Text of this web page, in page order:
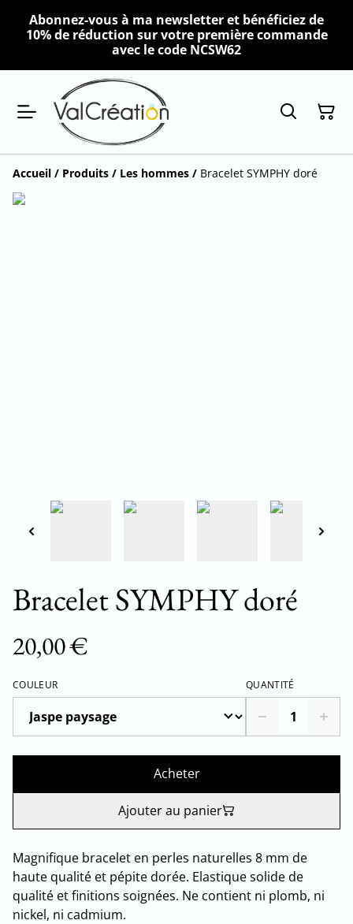
Abonnez-vous à ma newsletter et bénéficiez de
10% de réduction sur votre première commande
avec le code NCSW62
Accueil / Produits / Les hommes / Bracelet SYMPHY doré
Bracelet SYMPHY doré
20,00 €
COULEUR QUANTITÉ
Acheter
Ajouter au panier
Magnifique bracelet en perles naturelles 8 mm de
haute qualité et pépite dorée. Elastique solide de
qualité et finitions soignées. Ne contient ni plomb, ni
nickel, ni cadmium.